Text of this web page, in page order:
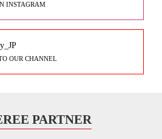
INSTAGRAM
OUR CHANNEL
PARTNER